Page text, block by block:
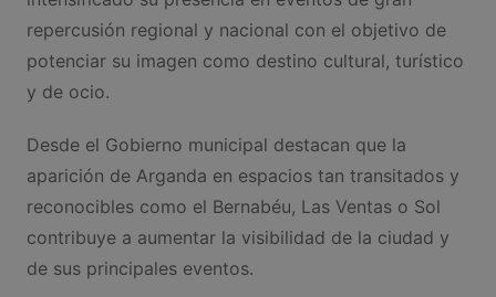
repercusión regional y nacional con el objetivo de
potenciar su imagen como destino cultural, turístico
y de ocio.
Desde el Gobierno municipal destacan que la
aparición de Arganda en espacios tan transitados y
reconocibles como el Bernabéu, Las Ventas o Sol
contribuye a aumentar la visibilidad de la ciudad y
de sus principales eventos.